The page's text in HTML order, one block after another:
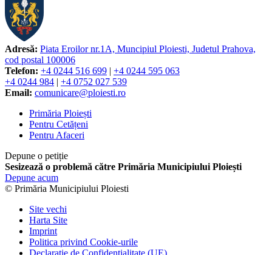
Adresă: Piata Eroilor nr.1A, Muncipiul Ploiesti, Judetul Prahova,
cod postal 100006
Telefon: +4 0244 516 699 | +4 0244 595 063
+4 0244 984 | +4 0752 027 539
Email: comunicare@ploiesti.ro
Primăria Ploiești
Pentru Cetățeni
Pentru Afaceri
Depune o petiție
Sesizează o problemă către Primăria Municipiului Ploiești
Depune acum
© Primăria Municipiului Ploiesti
Site vechi
Harta Site
Imprint
Politica privind Cookie-urile
Declarație de Confidențialitate (UE)